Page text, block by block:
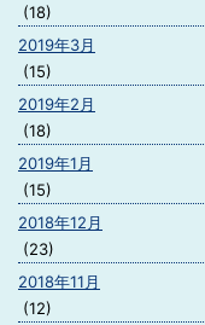
(18)
2019年3月
(15)
2019年2月
(18)
2019年1月
(15)
2018年12月
(23)
2018年11月
(12)